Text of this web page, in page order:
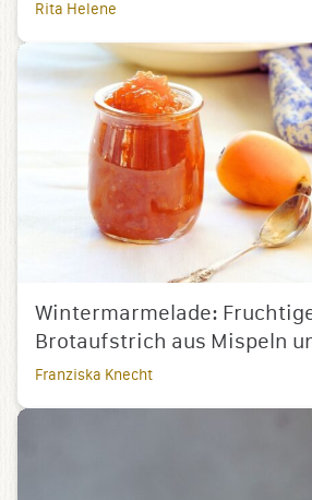
Rita Helene
Wintermarmelade:
Brotaufstrich aus Mispeln
Franziska Knecht